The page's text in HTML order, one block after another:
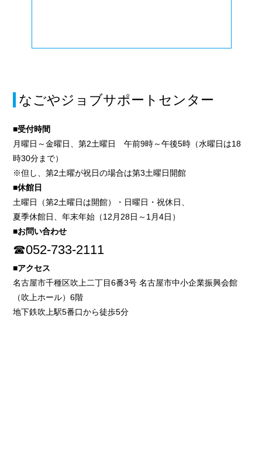
なごやジョブサポートセンター
■受付時間
月曜日～金曜日、第2土曜日 午前9時～午後5時（水曜日は18
時30分まで）
※但し、第2土曜が祝日の場合は第3土曜日開館
■休館日
土曜日（第2土曜日は開館）・日曜日・祝休日、
夏季休館日、年末年始（12月28日～1月4日）
■お問い合わせ
☎052-733-2111
■アクセス
名古屋市千種区吹上二丁目6番3号 名古屋市中小企業振興会館
（吹上ホール）6階
地下鉄吹上駅5番口から徒歩5分